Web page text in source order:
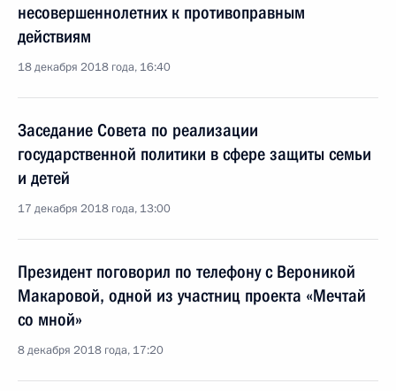
несовершеннолетних к противоправным
действиям
18 декабря 2018 года, 16:40
Заседание Совета по реализации
государственной политики в сфере защиты семьи
и детей
17 декабря 2018 года, 13:00
Президент поговорил по телефону с Вероникой
Макаровой, одной из участниц проекта «Мечтай
со мной»
8 декабря 2018 года, 17:20